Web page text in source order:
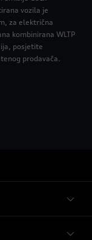
vozila je
za električna
kombinirana WLTP
posjetite
prodavača.